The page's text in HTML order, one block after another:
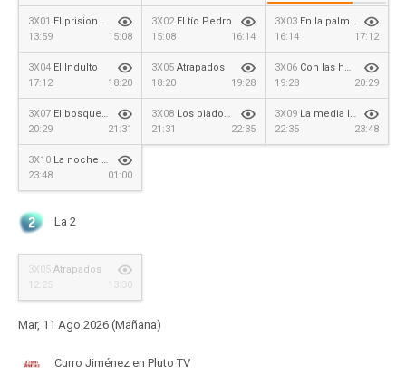
3X01 El prisionero de Arcos
13:59
15:08
3X02El tío Pedro
15:08
16:14
3X03 En la palma de la mano
16:14
17:12
3X04 El Indulto
17:12
18:20
3X05 Atrapados
18:20
19:28
3X06 Con las horas contadas
19:28
20:29
3X07 El bosque de las brujas
20:29
21:31
3X08 Los piadosos y los pícaros
21:31
22:35
3X09 La media luna
22:35
23:48
3X10 La noche de la garduña
23:48
01:00
La 2
3X05 Atrapados
12:25
13:30
Mar, 11 Ago 2026 (Mañana)
Curro Jiménez en Pluto TV